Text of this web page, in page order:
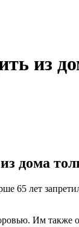
из
дома
65 лет
Им также